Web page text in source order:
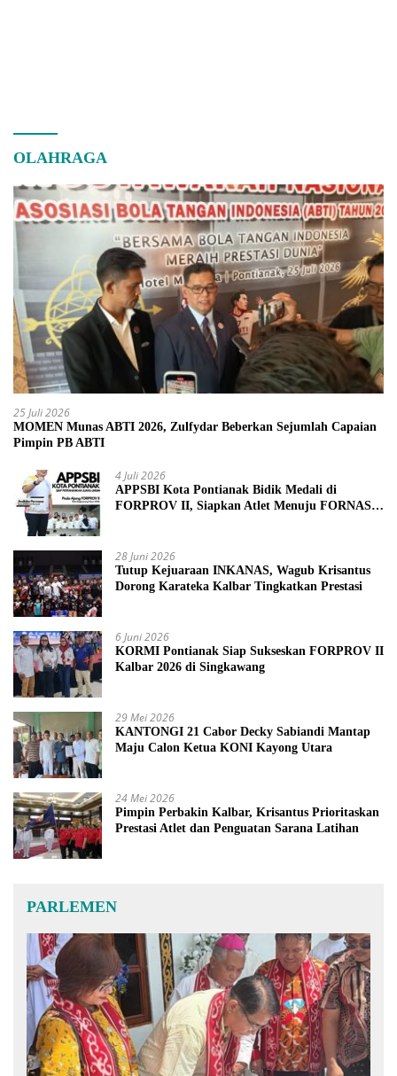
OLAHRAGA
25 Juli 2026
MOMEN Munas ABTI 2026, Zulfydar Beberkan Sejumlah Capaian
Pimpin PB ABTI
4 Juli 2026
APPSBI Kota Pontianak Bidik Medali di
FORPROV II, Siapkan Atlet Menuju FORNAS
28 Juni 2026
Tutup Kejuaraan INKANAS, Wagub Krisantus
Dorong Karateka Kalbar Tingkatkan Prestasi
6 Juni 2026
KORMI Pontianak Siap Sukseskan FORPROV II
Kalbar 2026 di Singkawang
29 Mei 2026
KANTONGI 21 Cabor Decky Sabiandi Mantap
Maju Calon Ketua KONI Kayong Utara
24 Mei 2026
Pimpin Perbakin Kalbar, Krisantus Prioritaskan
Prestasi Atlet dan Penguatan Sarana Latihan
PARLEMEN